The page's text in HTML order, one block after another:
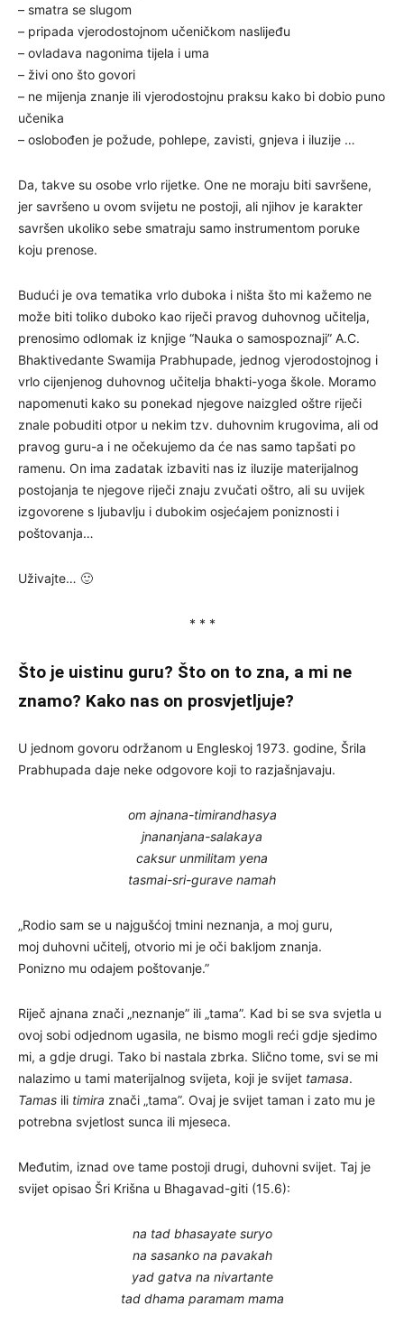
– smatra se slugom
– pripada vjerodostojnom učeničkom naslijeđu
– ovladava nagonima tijela i uma
– živi ono što govori
– ne mijenja znanje ili vjerodostojnu praksu kako bi dobio puno
učenika
– oslobođen je požude, pohlepe, zavisti, gnjeva i iluzije …
Da, takve su osobe vrlo rijetke. One ne moraju biti savršene,
jer savršeno u ovom svijetu ne postoji, ali njihov je karakter
savršen ukoliko sebe smatraju samo instrumentom poruke
koju prenose.
Budući je ova tematika vrlo duboka i ništa što mi kažemo ne
može biti toliko duboko kao riječi pravog duhovnog učitelja,
prenosimo odlomak iz knjige “Nauka o samospoznaji” A.C.
Bhaktivedante Swamija Prabhupade, jednog vjerodostojnog i
vrlo cijenjenog duhovnog učitelja bhakti-yoga škole. Moramo
napomenuti kako su ponekad njegove naizgled oštre riječi
znale pobuditi otpor u nekim tzv. duhovnim krugovima, ali od
pravog guru-a i ne očekujemo da će nas samo tapšati po
ramenu. On ima zadatak izbaviti nas iz iluzije materijalnog
postojanja te njegove riječi znaju zvučati oštro, ali su uvijek
izgovorene s ljubavlju i dubokim osjećajem poniznosti i
poštovanja…
Uživajte… 🙂
* * *
Što je uistinu guru? Što on to zna, a mi ne
znamo? Kako nas on prosvjetljuje?
U jednom govoru održanom u Engleskoj 1973. godine, Šrila
Prabhupada daje neke odgovore koji to razjašnjavaju.
om ajnana-timirandhasya
jnananjana-salakaya
caksur unmilitam yena
tasmai-sri-gurave namah
„Rodio sam se u najgušćoj tmini neznanja, a moj guru,
moj duhovni učitelj, otvorio mi je oči bakljom znanja.
Ponizno mu odajem poštovanje.”
Riječ ajnana znači „neznanje” ili „tama”. Kad bi se sva svjetla u
ovoj sobi odjednom ugasila, ne bismo mogli reći gdje sjedimo
mi, a gdje drugi. Tako bi nastala zbrka. Slično tome, svi se mi
nalazimo u tami materijalnog svijeta, koji je svijet tamasa.
Tamas ili timira znači „tama”. Ovaj je svijet taman i zato mu je
potrebna svjetlost sunca ili mjeseca.
Međutim, iznad ove tame postoji drugi, duhovni svijet. Taj je
svijet opisao Šri Krišna u Bhagavad-giti (15.6):
na tad bhasayate suryo
na sasanko na pavakah
yad gatva na nivartante
tad dhama paramam mama